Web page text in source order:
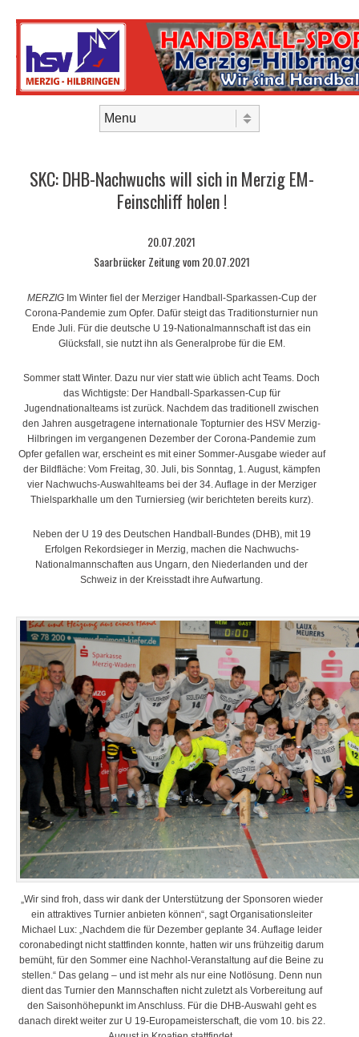
SKC: DHB-Nachwuchs will sich in Merzig EM-
Feinschliff holen !
20.07.2021
Saarbrücker Zeitung vom 20.07.2021
MERZIGIm Winter fiel der Merziger Handball-Sparkassen-Cup der
Corona-Pandemie zum Opfer. Dafür steigt das Traditionsturnier nun
Ende Juli. Für die deutsche U 19-Nationalmannschaft ist das ein
Glücksfall, sie nutzt ihn als Generalprobe für die EM.
Sommer statt Winter. Dazu nur vier statt wie üblich acht Teams. Doch
das Wichtigste: Der Handball-Sparkassen-Cup für
Jugendnationalteams ist zurück. Nachdem das traditionell zwischen
den Jahren ausgetragene internationale Topturnier des HSV Merzig-
Hilbringen im vergangenen Dezember der Corona-Pandemie zum
Opfer gefallen war, erscheint es mit einer Sommer-Ausgabe wieder auf
der Bildfläche: Vom Freitag, 30. Juli, bis Sonntag, 1. August, kämpfen
vier Nachwuchs-Auswahlteams bei der 34. Auflage in der Merziger
Thielsparkhalle um den Turniersieg (wir berichteten bereits kurz).
Neben der U 19 des Deutschen Handball-Bundes (DHB), mit 19
Erfolgen Rekordsieger in Merzig, machen die Nachwuchs-
Nationalmannschaften aus Ungarn, den Niederlanden und der
Schweiz in der Kreisstadt ihre Aufwartung.
„Wir sind froh, dass wir dank der Unterstützung der Sponsoren wieder
ein attraktives Turnier anbieten können“, sagt Organisationsleiter
Michael Lux: „Nachdem die für Dezember geplante 34. Auflage leider
coronabedingt nicht stattfinden konnte, hatten wir uns frühzeitig darum
bemüht, für den Sommer eine Nachhol-Veranstaltung auf die Beine zu
stellen.“ Das gelang – und ist mehr als nur eine Notlösung. Denn nun
dient das Turnier den Mannschaften nicht zuletzt als Vorbereitung auf
den Saisonhöhepunkt im Anschluss. Für die DHB-Auswahl geht es
danach direkt weiter zur U 19-Europameisterschaft, die vom 10. bis 22.